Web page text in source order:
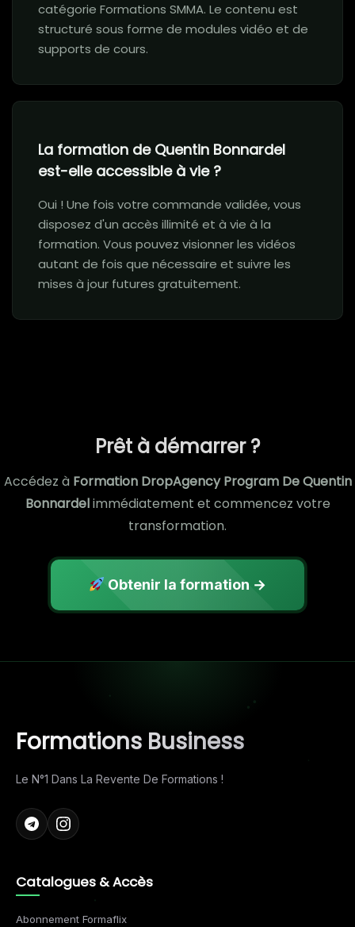
catégorie Formations SMMA. Le contenu est
structuré sous forme de modules vidéo et de
supports de cours.
La formation de Quentin Bonnardel
est-elle accessible à vie ?
Oui ! Une fois votre commande validée, vous
disposez d'un accès illimité et à vie à la
formation. Vous pouvez visionner les vidéos
autant de fois que nécessaire et suivre les
mises à jour futures gratuitement.
Prêt à démarrer ?
Accédez à Formation DropAgency Program De Quentin
Bonnardelimmédiatement et commencez votre
transformation.
Obtenir la formation →
Formations Business
Le N°1 Dans La Revente De Formations !
Catalogues & Accès
Abonnement Formaflix